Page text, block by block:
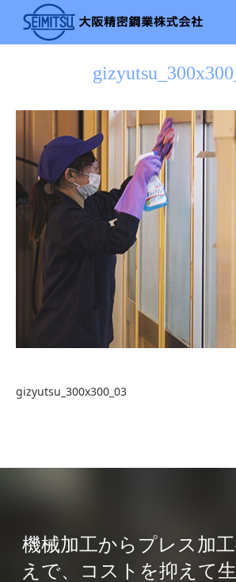
gizyutsu_300x300_03
機械加工からプレス加
えで、コストを抑えて